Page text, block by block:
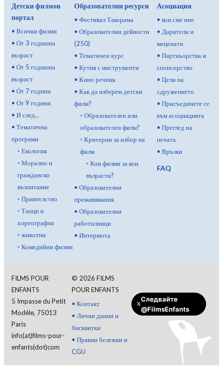
Детски филмов
портал
• Всички филми
• От 3 годишна
възраст
• От 5 годишна
възраст
• От 7 години
• От 9 години
• И след...
• Тематични
програми
◦ Екология
◦ Морално и
гражданско
възпитание
◦ Приятелство
◦ Танци и
хореография
◦ животни
◦ Комедийни филми
Образователни ресурси
• Фестивал Такорама
• Образователни дейности
(250)
• Тематичен курс
• Кутия с инструменти
• Кино речник
• Как да изберем детски
филм?
◦ Образователен или
образователен филм?
◦ Критерии за избор на
филм
◦ Кои филми за кои
възрасти?
• Образователни
преживявания
• Образователни
работилници
• Интервюта
Асоциация
•кои сме ние
• Дарители и
меценати
•Партньорства и
спонсорство
•Цели на
сдружението
•Присъединете се
към асоциацията
•Преглед на
печата
•Връзки
FAQ
FILMS POUR
ENFANTS
5 Impasse du Petit
Modèle, 75013
Paris
info(at)films-pour-
enfants(dot)com
© 2026 FILMS
POUR ENFANTS
• Контакт
• Лични данни и
бисквитки
• Правни бележки и
CGU
Следвайте
@FilmsEnfants